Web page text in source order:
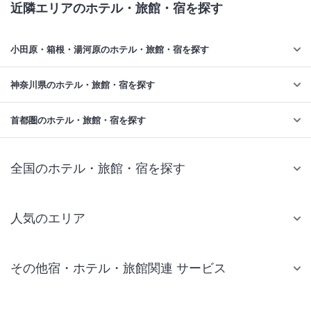
近隣エリアのホテル・旅館・宿を探す
小田原・箱根・湯河原のホテル・旅館・宿を探す
神奈川県のホテル・旅館・宿を探す
首都圏のホテル・旅館・宿を探す
全国のホテル・旅館・宿を探す
人気のエリア
仙台 ホテル
その他宿・ホテル・旅館関連 サービス